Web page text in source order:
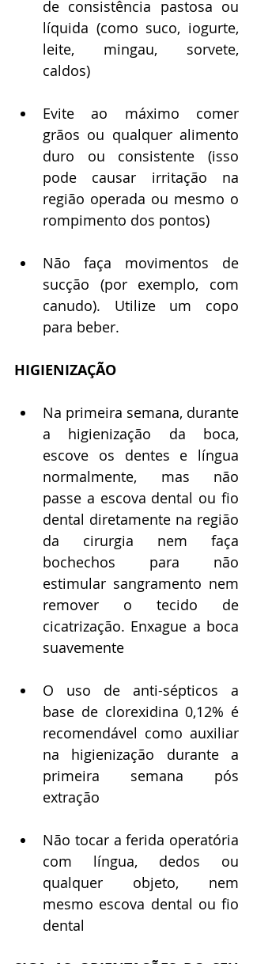
de consistência pastosa ou
líquida (como suco, iogurte,
leite, mingau, sorvete,
caldos)
Evite ao máximo comer
grãos ou qualquer alimento
duro ou consistente (isso
pode causar irritação na
região operada ou mesmo o
rompimento dos pontos)
Não faça movimentos de
sucção (por exemplo, com
canudo). Utilize um copo
para beber.
HIGIENIZAÇÃO
Na primeira semana, durante
a higienização da boca,
escove os dentes e língua
normalmente, mas não
passe a escova dental ou fio
dental diretamente na região
da cirurgia nem faça
bochechos para não
estimular sangramento nem
remover o tecido de
cicatrização. Enxague a boca
suavemente
O uso de anti-sépticos a
base de clorexidina 0,12% é
recomendável como auxiliar
na higienização durante a
primeira semana pós
extração
Não tocar a ferida operatória
com língua, dedos ou
qualquer objeto, nem
mesmo escova dental ou fio
dental